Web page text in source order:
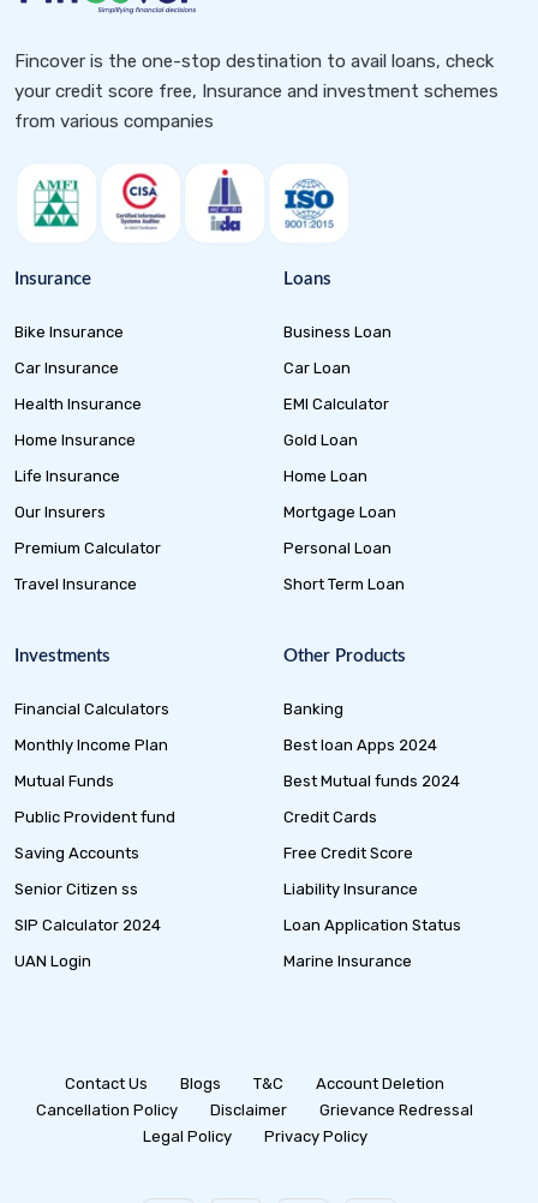
Fincover is the one-stop destination to avail loans, check
your credit score free, Insurance and investment schemes
from various companies
Insurance
Bike Insurance
Car Insurance
Health Insurance
Home Insurance
Life Insurance
Our Insurers
Premium Calculator
Travel Insurance
Loans
Business Loan
Car Loan
EMI Calculator
Gold Loan
Home Loan
Mortgage Loan
Personal Loan
Short Term Loan
Investments
Financial Calculators
Monthly Income Plan
Mutual Funds
Public Provident fund
Saving Accounts
Senior Citizen ss
SIP Calculator 2024
UAN Login
Other Products
Banking
Best loan Apps 2024
Best Mutual funds 2024
Credit Cards
Free Credit Score
Liability Insurance
Loan Application Status
Marine Insurance
Contact Us Blogs T&C
Account Deletion
Cancellation Policy
Disclaimer
Grievance Redressal
Legal Policy
Privacy Policy